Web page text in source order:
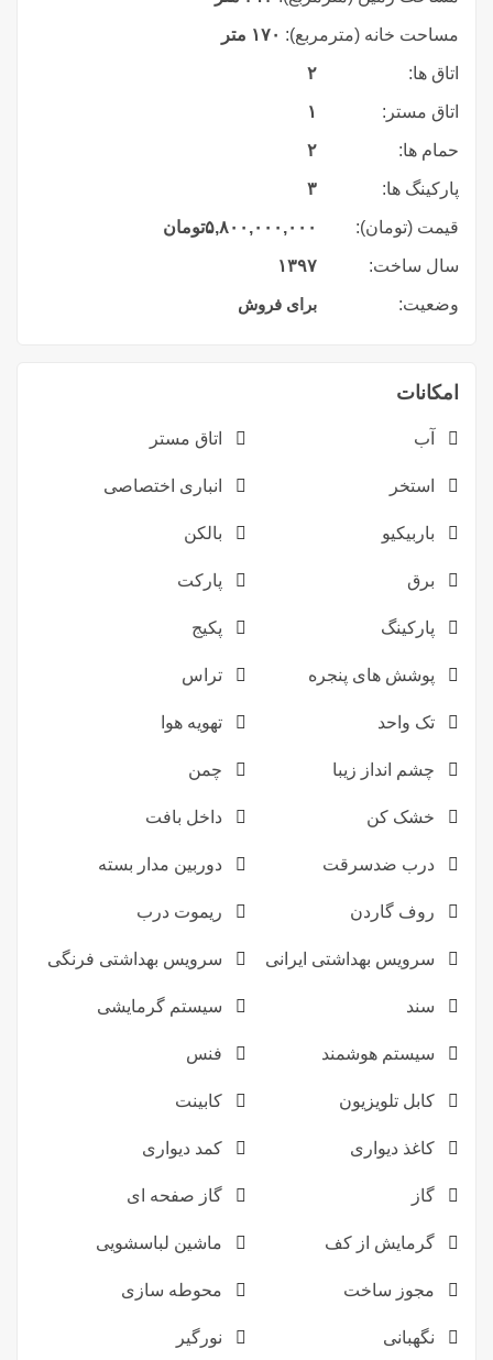
مساحت خانه (مترمربع): ۱۷۰ متر
اتاق ها: ۲
اتاق مستر: ۱
حمام ها: ۲
پارکینگ ها: ۳
قیمت (تومان): ۵,۸۰۰,۰۰۰,۰۰۰تومان
سال ساخت: ۱۳۹۷
وضعیت: برای فروش
امکانات
آب اتاق مستر
استخر انباری اختصاصی
باربیکیو بالکن
برق پارکت
پارکینگ پکیج
پوشش های پنجره تراس
تک واحد تهویه هوا
چشم انداز زیبا چمن
خشک کن داخل بافت
درب ضدسرقت دوربین مدار بسته
روف گاردن ریموت درب
سرویس بهداشتی ایرانی سرویس بهداشتی فرنگی
سند سیستم گرمایشی
سیستم هوشمند فنس
کابل تلویزیون کابینت
کاغذ دیواری کمد دیواری
گاز گاز صفحه ای
گرمایش از کف ماشین لباسشویی
مجوز ساخت محوطه سازی
نگهبانی نورگیر